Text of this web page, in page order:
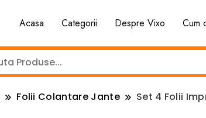
Acasa Categorii Despre Vixo Cum
Folii Colantare Jante
Set 4 Folii